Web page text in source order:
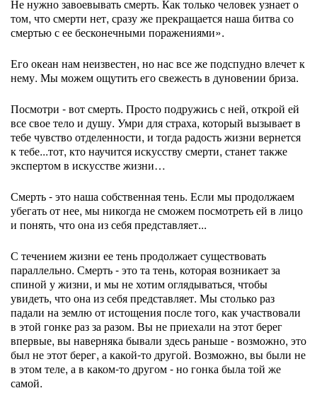
Не нужно завоевывать смерть. Как только человек узнает о
том, что смерти нет, сразу же прекращается наша битва со
смертью с ее бесконечными поражениями».
Его океан нам неизвестен, но нас все же подспудно влечет к
нему. Мы можем ощутить его свежесть в дуновении бриза.
Посмотри - вот смерть. Просто подружись с ней, открой ей
все свое тело и душу. Умри для страха, который вызывает в
тебе чувство отделенности, и тогда радость жизни вернется
к тебе...тот, кто научится искусству смерти, станет также
экспертом в искусстве жизни…
Смерть - это наша собственная тень. Если мы продолжаем
убегать от нее, мы никогда не сможем посмотреть ей в лицо
и понять, что она из себя представляет...
С течением жизни ее тень продолжает существовать
параллельно. Смерть - это та тень, которая возникает за
спиной у жизни, и мы не хотим оглядываться, чтобы
увидеть, что она из себя представляет. Мы столько раз
падали на землю от истощения после того, как участвовали
в этой гонке раз за разом. Вы не приехали на этот берег
впервые, вы наверняка бывали здесь раньше - возможно, это
был не этот берег, а какой-то другой. Возможно, вы были не
в этом теле, а в каком-то другом - но гонка была той же
самой.